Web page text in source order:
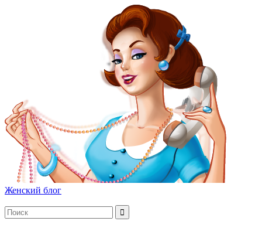
Женский блог